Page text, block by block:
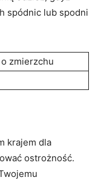
spódnic lub spodni
zmierzchu
⁤krajem dla
ostrożność.